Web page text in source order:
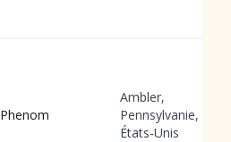
Phenom
Ambler,
Pennsylvanie,
États-Unis